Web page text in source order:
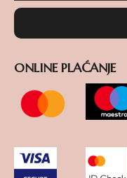
ONLINE PLAĆANJE